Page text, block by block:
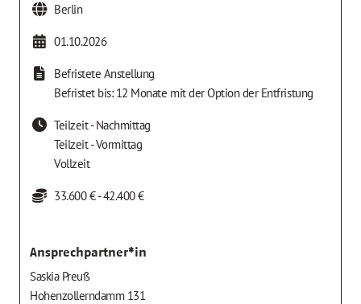
Berlin
01.10.2026
Befristete Anstellung
Befristet bis: 12 Monate mit der Option der Entfristung
Teilzeit - Nachmittag
Teilzeit - Vormittag
Vollzeit
33.600 € - 42.400 €
Ansprechpartner*in
Saskia Preuß
Hohenzollerndamm 131